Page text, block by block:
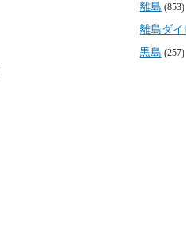
離島 (853)
離島ダイ
黒島 (257)